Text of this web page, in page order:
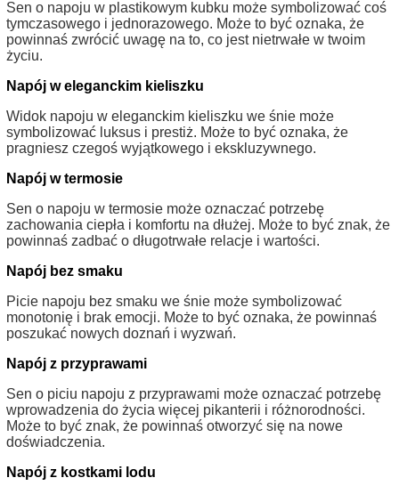
Sen o napoju w plastikowym kubku może symbolizować coś
tymczasowego i jednorazowego. Może to być oznaka, że
powinnaś zwrócić uwagę na to, co jest nietrwałe w twoim
życiu.
Napój w eleganckim kieliszku
Widok napoju w eleganckim kieliszku we śnie może
symbolizować luksus i prestiż. Może to być oznaka, że
pragniesz czegoś wyjątkowego i ekskluzywnego.
Napój w termosie
Sen o napoju w termosie może oznaczać potrzebę
zachowania ciepła i komfortu na dłużej. Może to być znak, że
powinnaś zadbać o długotrwałe relacje i wartości.
Napój bez smaku
Picie napoju bez smaku we śnie może symbolizować
monotonię i brak emocji. Może to być oznaka, że powinnaś
poszukać nowych doznań i wyzwań.
Napój z przyprawami
Sen o piciu napoju z przyprawami może oznaczać potrzebę
wprowadzenia do życia więcej pikanterii i różnorodności.
Może to być znak, że powinnaś otworzyć się na nowe
doświadczenia.
Napój z kostkami lodu